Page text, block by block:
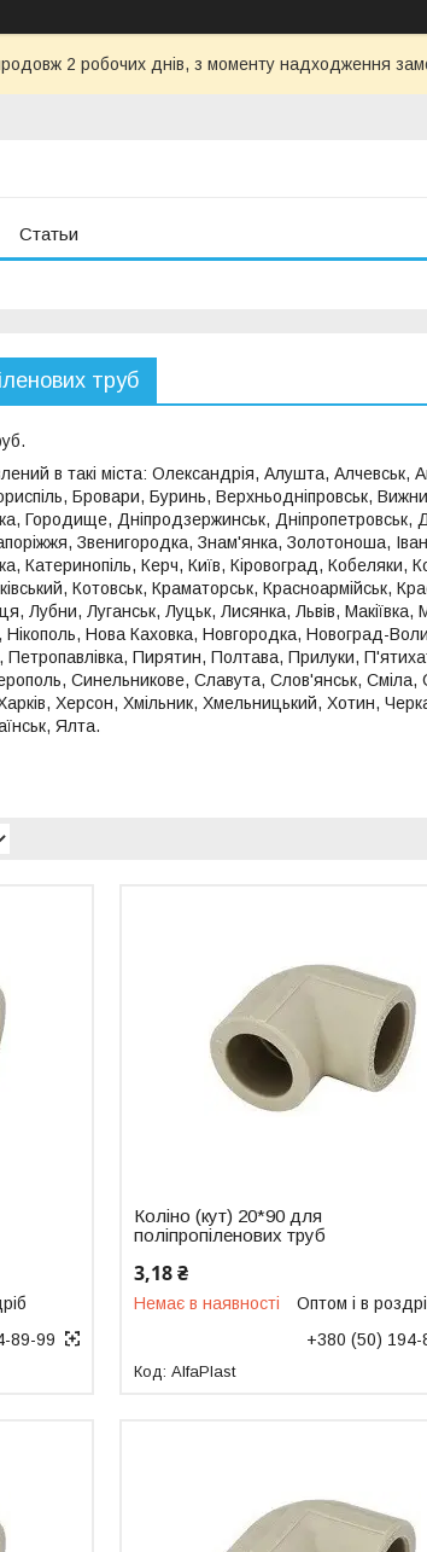
2 робочих днів, з моменту надходження
Статьи
труб
в такі міста: Олександрія, Алушта, Алчевськ,
Бровари, Буринь, Верхньодніпровськ,
Городище, Дніпродзержинськ,
Звенигородка, Знам'янка, Золотоноша,
Катеринопіль, Керч, Київ, Кіровоград,
Котовськ, Краматорськ, Красноармійськ,
Лубни, Луганськ, Луцьк, Лисянка, Львів,
Нова Каховка, Новгородка, Новоград-
Пирятин, Полтава, Прилуки,
Синельникове, Славута, Слов'янськ,
Херсон, Хмільник, Хмельницький, Хотин,
Ялта.
89-99
Коліно (кут) 20*90 для
поліпропіленових труб
3,18 ₴
Немає в наявності
Оптом і в
+380 (50) 194-
AlfaPlast